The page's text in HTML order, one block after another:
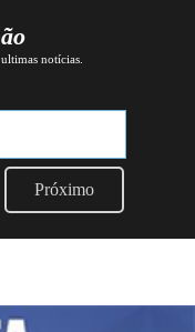
notícias.
Próximo